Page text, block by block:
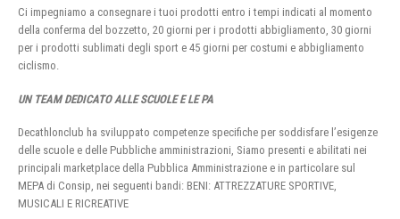
Ci impegniamo a consegnare i tuoi prodotti entro i tempi indicati al momento
della conferma del bozzetto, 20 giorni per i prodotti abbigliamento, 30 giorni
per i prodotti sublimati degli sport e 45 giorni per costumi e abbigliamento
ciclismo.
UN TEAM DEDICATO ALLE SCUOLE E LE PA
Decathlonclub ha sviluppato competenze specifiche per soddisfare l’esigenze
delle scuole e delle Pubbliche amministrazioni, Siamo presenti e abilitati nei
principali marketplace della Pubblica Amministrazione e in particolare sul
MEPA di Consip, nei seguenti bandi: BENI: ATTREZZATURE SPORTIVE,
MUSICALI E RICREATIVE